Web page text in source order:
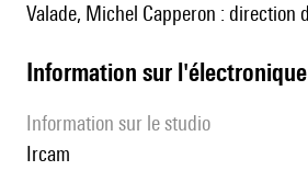
Valade, Michel Capperon : direction
Information sur l'électronique
Information sur le studio
Ircam